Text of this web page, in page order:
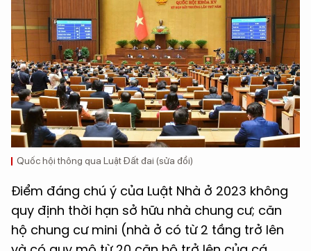
Quốc hội thông qua Luật Đất đai (sửa đổi)
Điểm đáng chú ý của Luật Nhà ở 2023 không
quy định thời hạn sở hữu nhà chung cư; căn
hộ chung cư mini (nhà ở có từ 2 tầng trở lên